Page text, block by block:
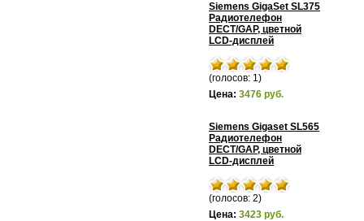
Siemens GigaSet SL375
Радиотелефон
DECT/GAP, цветной
LCD-дисплей
(голосов: 1)
Цена: 3476 руб.
Siemens Gigaset SL565
Радиотелефон
DECT/GAP, цветной
LCD-дисплей
(голосов: 2)
Цена: 3423 руб.